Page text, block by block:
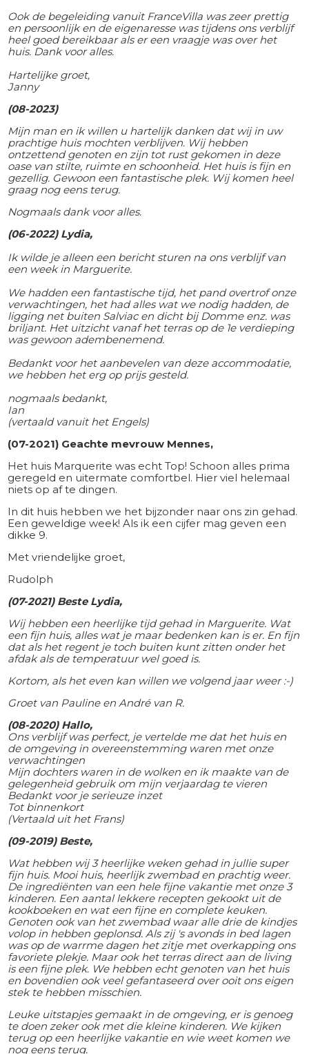
Ook de begeleiding vanuit FranceVilla was zeer prettig
en persoonlijk en de eigenaresse was tijdens ons verblijf
heel goed bereikbaar als er een vraagje was over het
huis. Dank voor alles.
Hartelijke groet,
Janny
(08-2023)
Mijn man en ik willen u hartelijk danken dat wij in uw
prachtige huis mochten verblijven. Wij hebben
ontzettend genoten en zijn tot rust gekomen in deze
oase van stilte, ruimte en schoonheid. Het huis is fijn en
gezellig. Gewoon een fantastische plek. Wij komen heel
graag nog eens terug.
Nogmaals dank voor alles.
(06-2022) Lydia,
Ik wilde je alleen een bericht sturen na ons verblijf van
een week in Marguerite.
We hadden een fantastische tijd, het pand overtrof onze
verwachtingen, het had alles wat we nodig hadden, de
ligging net buiten Salviac en dicht bij Domme enz. was
briljant. Het uitzicht vanaf het terras op de 1e verdieping
was gewoon adembenemend.
Bedankt voor het aanbevelen van deze accommodatie,
we hebben het erg op prijs gesteld.
nogmaals bedankt,
Ian
(vertaald vanuit het Engels)
(07-2021) Geachte mevrouw Mennes,
Het huis Marquerite was echt Top! Schoon alles prima
geregeld en uitermate comfortbel. Hier viel helemaal
niets op af te dingen.
In dit huis hebben we het bijzonder naar ons zin gehad.
Een geweldige week! Als ik een cijfer mag geven een
dikke 9.
Met vriendelijke groet,
Rudolph
(07-2021) Beste Lydia,
Wij hebben een heerlijke tijd gehad in Marguerite. Wat
een fijn huis, alles wat je maar bedenken kan is er. En fijn
dat als het regent je toch buiten kunt zitten onder het
afdak als de temperatuur wel goed is.
Kortom, als het even kan willen we volgend jaar weer :-)
Groet van Pauline en André van R.
(08-2020) Hallo,
Ons verblijf was perfect, je vertelde me dat het huis en
de omgeving in overeenstemming waren met onze
verwachtingen
Mijn dochters waren in de wolken en ik maakte van de
gelegenheid gebruik om mijn verjaardag te vieren
Bedankt voor je serieuze inzet
Tot binnenkort
(Vertaald uit het Frans)
(09-2019) Beste,
Wat hebben wij 3 heerlijke weken gehad in jullie super
fijn huis. Mooi huis, heerlijk zwembad en prachtig weer.
De ingrediënten van een hele fijne vakantie met onze 3
kinderen. Een aantal lekkere recepten gekookt uit de
kookboeken en wat een fijne en complete keuken.
Genoten ook van het zwembad waar alle drie de kindjes
volop in hebben geplonsd. Als zij 's avonds in bed lagen
was op de warrme dagen het zitje met overkapping ons
favoriete plekje. Maar ook het terras direct aan de living
is een fijne plek. We hebben echt genoten van het huis
en bovendien ook veel gefantaseerd over ooit ons eigen
stek te hebben misschien.
Leuke uitstapjes gemaakt in de omgeving, er is genoeg
te doen zeker ook met die kleine kinderen. We kijken
terug op een heerlijke vakantie en wie weet komen we
nog eens terug.